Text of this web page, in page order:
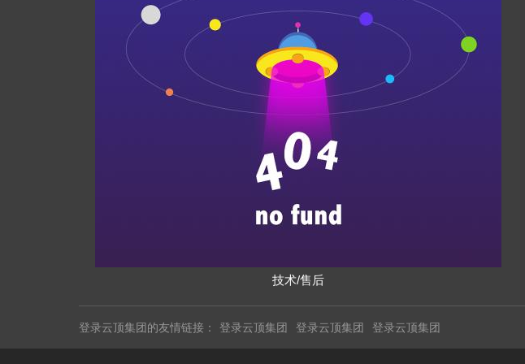
技术/售后
登录云顶集团的友情链接： 登录云顶集团 登录云顶集团 登录云顶集团